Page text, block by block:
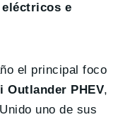
eléctricos e
el principal foco
Outlander PHEV,
uno de sus